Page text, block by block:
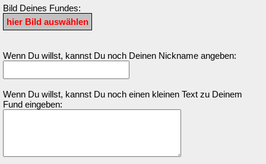
Bild Deines Fundes:
Wenn Du willst, kannst Du noch Deinen Nickname angeben:
Wenn Du willst, kannst Du noch einen kleinen Text zu Deinem
Fund eingeben: